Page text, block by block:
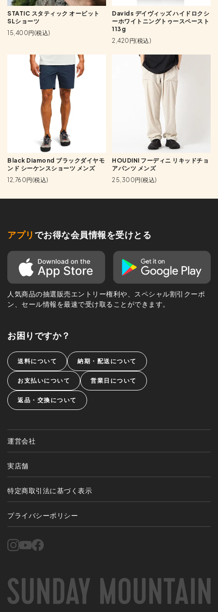
STATIC スタティック オービット
SLショーツ
15,400円(税込)
Davids デイヴィッズ ハイドロクシ
ーホワイトニングトゥースペースト
113g
2,420円(税込)
Black Diamond ブラックダイヤモ
ンド シーケンスショーツ メンズ
12,760円(税込)
HOUDINI フーディニ リキッドチョ
アパンツ メンズ
25,300円(税込)
アプリ でお得な会員情報を受けとる
人気商品の抽選販売エントリー権利や、スペシャル割引クーポ
ン、セール情報を最速で受け取ることができます。
お困りですか？
送料について 納期・配送について
お支払いについて 営業日について
返品・交換について
運営会社
実店舗
特定商取引法に基づく表示
プライバシーポリシー